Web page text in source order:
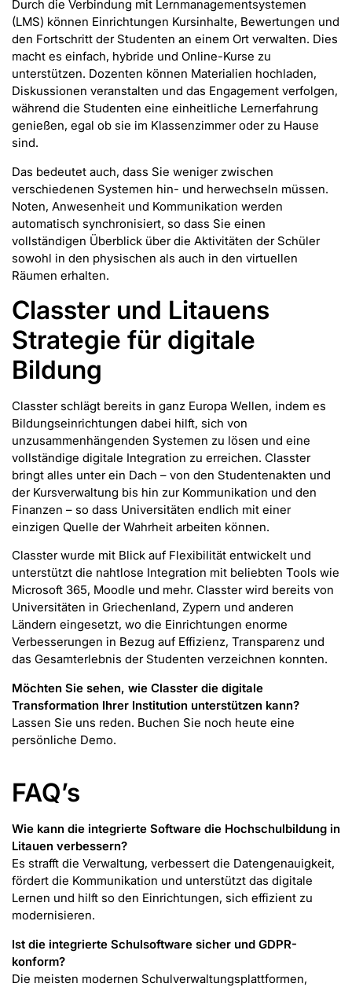
Durch die Verbindung mit Lernmanagementsystemen
(LMS) können Einrichtungen Kursinhalte, Bewertungen und
den Fortschritt der Studenten an einem Ort verwalten. Dies
macht es einfach, hybride und Online-Kurse zu
unterstützen. Dozenten können Materialien hochladen,
Diskussionen veranstalten und das Engagement verfolgen,
während die Studenten eine einheitliche Lernerfahrung
genießen, egal ob sie im Klassenzimmer oder zu Hause
sind.
Das bedeutet auch, dass Sie weniger zwischen
verschiedenen Systemen hin- und herwechseln müssen.
Noten, Anwesenheit und Kommunikation werden
automatisch synchronisiert, so dass Sie einen
vollständigen Überblick über die Aktivitäten der Schüler
sowohl in den physischen als auch in den virtuellen
Räumen erhalten.
Classter und Litauens
Strategie für digitale
Bildung
Classter schlägt bereits in ganz Europa Wellen, indem es
Bildungseinrichtungen dabei hilft, sich von
unzusammenhängenden Systemen zu lösen und eine
vollständige digitale Integration zu erreichen. Classter
bringt alles unter ein Dach – von den Studentenakten und
der Kursverwaltung bis hin zur Kommunikation und den
Finanzen – so dass Universitäten endlich mit einer
einzigen Quelle der Wahrheit arbeiten können.
Classter wurde mit Blick auf Flexibilität entwickelt und
unterstützt die nahtlose Integration mit beliebten Tools wie
Microsoft 365, Moodle und mehr. Classter wird bereits von
Universitäten in Griechenland, Zypern und anderen
Ländern eingesetzt, wo die Einrichtungen enorme
Verbesserungen in Bezug auf Effizienz, Transparenz und
das Gesamterlebnis der Studenten verzeichnen konnten.
Möchten Sie sehen, wie Classter die digitale
Transformation Ihrer Institution unterstützen kann?
Lassen Sie uns reden. Buchen Sie noch heute eine
persönliche Demo.
FAQ’s
Wie kann die integrierte Software die Hochschulbildung in
Litauen verbessern?
Es strafft die Verwaltung, verbessert die Datengenauigkeit,
fördert die Kommunikation und unterstützt das digitale
Lernen und hilft so den Einrichtungen, sich effizient zu
modernisieren.
Ist die integrierte Schulsoftware sicher und GDPR-
konform?
Die meisten modernen Schulverwaltungsplattformen,